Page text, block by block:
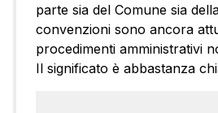
parte sia del Comune sia
convenzioni sono ancora
procedimenti amministrativi
Il significato è abbastanza